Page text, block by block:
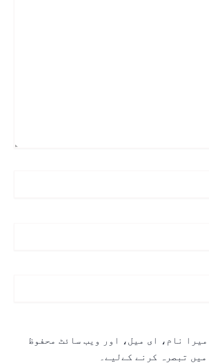
نام، ای میل، اور ویب سائٹ محفوظ
کرنے کےلیے۔